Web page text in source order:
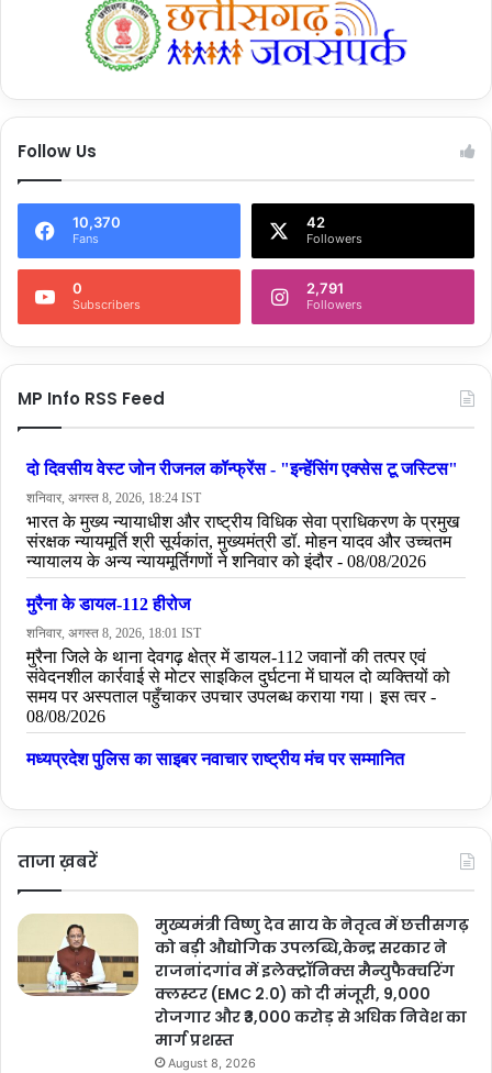
Follow Us
10,370
Fans
42
Followers
0
Subscribers
2,791
Followers
MP Info RSS Feed
ताजा ख़बरें
मुख्यमंत्री विष्णु देव साय के नेतृत्व में छत्तीसगढ़
को बड़ी औद्योगिक उपलब्धि,केन्द्र सरकार ने
राजनांदगांव में इलेक्ट्रॉनिक्स मैन्युफैक्चरिंग
क्लस्टर (EMC 2.0) को दी मंजूरी, 9,000
रोजगार और ₹3,000 करोड़ से अधिक निवेश का
मार्ग प्रशस्त
August 8, 2026